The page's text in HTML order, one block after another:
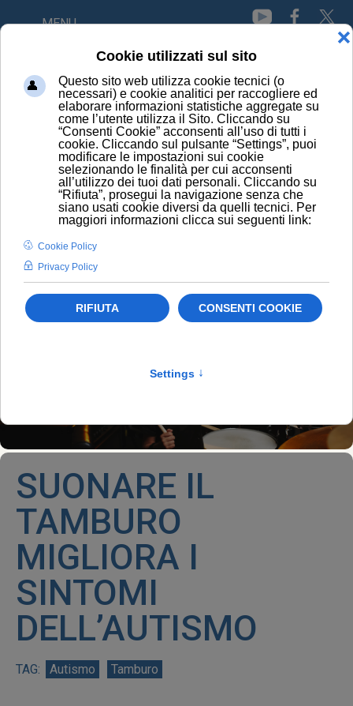
MENU
SUONARE IL TAMBURO MIGLIORA I SINTOMI DELL’AUTISMO
SUONARE IL
TAMBURO
MIGLIORA I
SINTOMI
DELL’AUTISMO
Autismo Tamburo